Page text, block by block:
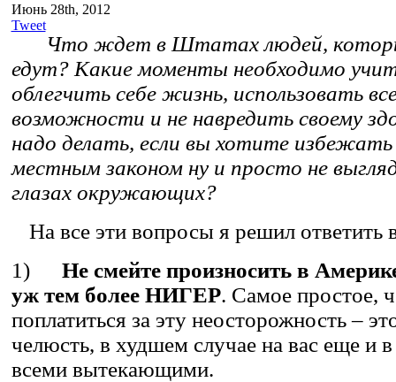
Июнь 28th, 2012
Tweet
Что ждет в Штатах людей,
едут? Какие моменты необходимо
облегчить себе жизнь, использовать
возможности и не навредить своему
надо делать, если вы хотите избежать
местным законом ну и просто не
глазах окружающих?
На все эти вопросы я решил ответить
1) Не смейте произносить в
уж тем более НИГЕР. Самое простое,
поплатиться за эту неосторожность –
челюсть, в худшем случае на вас еще и
всеми вытекающими.